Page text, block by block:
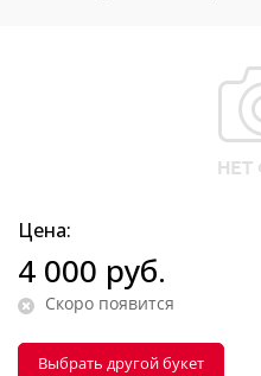
Цена:
4 000 руб.
Скоро появится
Выбрать другой букет